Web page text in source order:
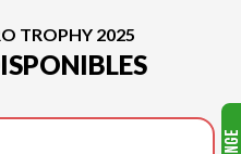
TROPHY 2025